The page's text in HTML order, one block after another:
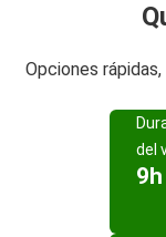
Opciones
del